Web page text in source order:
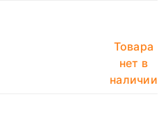
Товара
нет в
наличии